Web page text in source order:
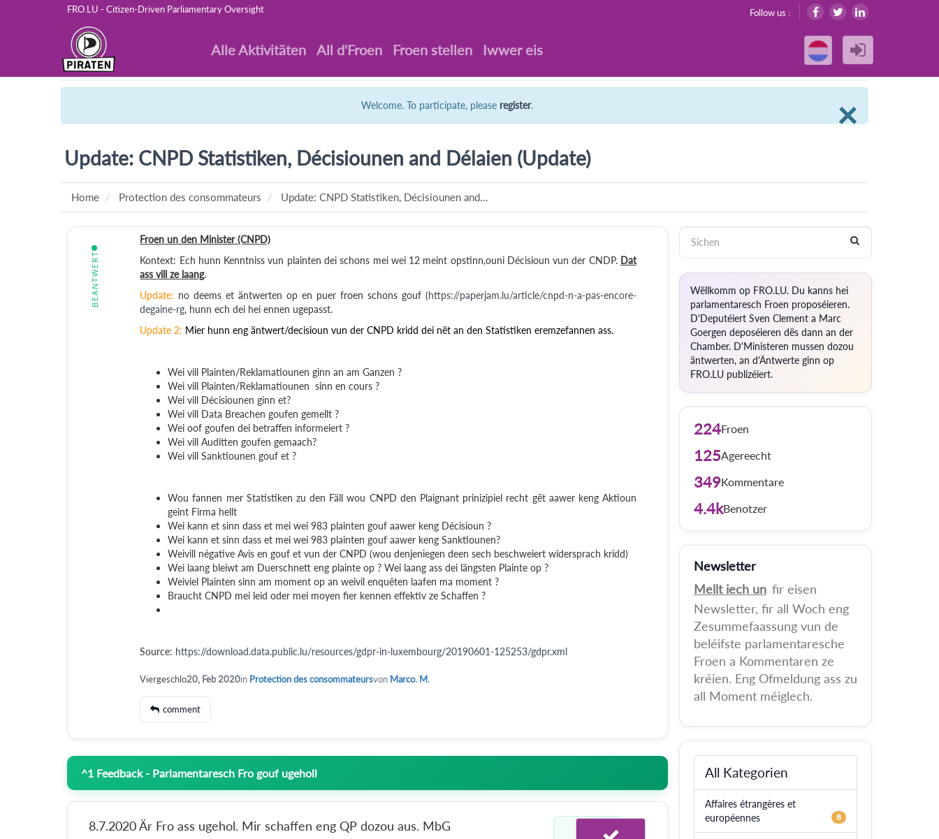
FRO.LU - Citizen-Driven Parliamentary Oversight Follow us :
Alle Aktivitäten All d'Froen Froen stellen Iwwer eis
×
Welcome. To participate, please register.
Update: CNPD Statistiken, Décisiounen and Délaien (Update)
Home Protection des consommateurs Update: CNPD Statistiken, Décisiounen and...
BEÄNTWERT
Froen un den Minister (CNPD)
Kontext: Ech hunn Kenntniss vun plainten dei schons mei wei 12 meint opstinn,ouni Décisioun vun der CNDP. Dat
ass vill ze laang.
Update: no deems et äntwerten op en puer froen schons gouf (https://paperjam.lu/article/cnpd-n-a-pas-encore-
degaine-rg, hunn ech dei hei ennen ugepasst.
Update 2: Mier hunn eng äntwert/decisioun vun der CNPD kridd dei nët an den Statistiken eremzefannen ass.
Wei vill Plainten/Reklamatiounen ginn an am Ganzen ?
Wei vill Plainten/Reklamatiounen sinn en cours ?
Wei vill Décisiounen ginn et?
Wei vill Data Breachen goufen gemellt ?
Wei oof goufen dei betraffen informeiert ?
Wei vill Auditten goufen gemaach?
Wei vill Sanktiounen gouf et ?
Wou fannen mer Statistiken zu den Fäll wou CNPD den Plaignant prinizipiel recht gët aawer keng Aktioun
geint Firma hellt
Wei kann et sinn dass et mei wei 983 plainten gouf aawer keng Décisioun ?
Wei kann et sinn dass et mei wei 983 plainten gouf aawer keng Sanktiounen?
Weivill négative Avis en gouf et vun der CNPD (wou denjeniegen deen sech beschweiert widersprach kridd)
Wei laang bleiwt am Duerschnett eng plainte op ? Wei laang ass dei längsten Plainte op ?
Weiviel Plainten sinn am moment op an weivil enquêten laafen ma moment ?
Braucht CNPD mei leid oder mei moyen fier kennen effektiv ze Schaffen ?
Source: https://download.data.public.lu/resources/gdpr-in-luxembourg/20190601-125253/gdpr.xml
Viergeschlo20, Feb 2020in Protection des consommateursvon Marco. M.
comment
^1 Feedback - Parlamentaresch Fro gouf ugeholl
8.7.2020 Är Fro ass ugehol. Mir schaffen eng QP dozou aus. MbG
Wëllkomm op FRO.LU. Du kanns hei
parlamentaresch Froen proposéieren.
D'Deputéiert Sven Clement a Marc
Goergen deposéieren dës dann an der
Chamber. D'Ministeren mussen dozou
äntwerten, an d'Äntwerte ginn op
FRO.LU publizéiert.
224Froen
125Agereecht
349Kommentare
4.4kBenotzer
Newsletter
Mellt iech un fir eisen
Newsletter, fir all Woch eng
Zesummefaassung vun de
beléifste parlamentaresche
Froen a Kommentaren ze
kréien. Eng Ofmeldung ass zu
all Moment méiglech.
All Kategorien
Affaires étrangères et
européennes
8